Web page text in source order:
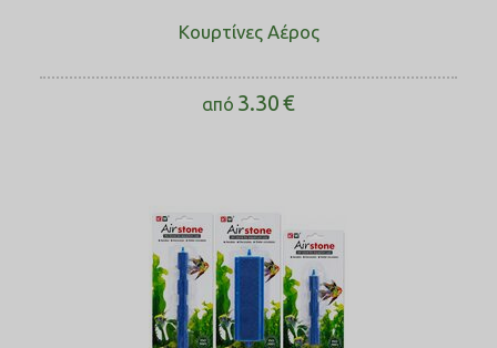
Κουρτίνες Αέρος
από 3.30€